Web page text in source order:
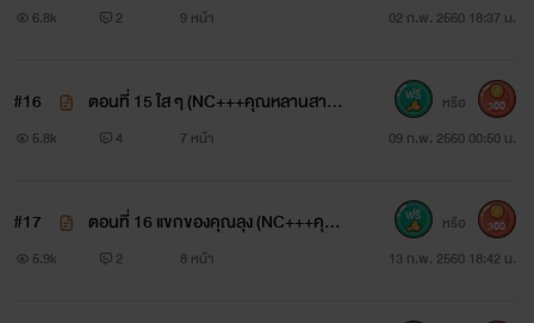
คุณหลานสายยั่วกับคุณลุงสายหื่น)
6.8k 2 9 หน้า 02 ก.พ. 2560 18:37 น.
#16
ตอนที่ 15 ใส ๆ (NC+++คุณหลานสายยั่
วกับคุณลุงสุดหื่น)
5.8k 4 7 หน้า 09 ก.พ. 2560 00:50 น.
หรือ 300
#17
ตอนที่ 16 แขกของคุณลุง (NC+++คุณ
หลานสายยั่วกับคุณลุงสุดหื่น)
5.9k 2 8 หน้า 13 ก.พ. 2560 18:42 น.
หรือ 300